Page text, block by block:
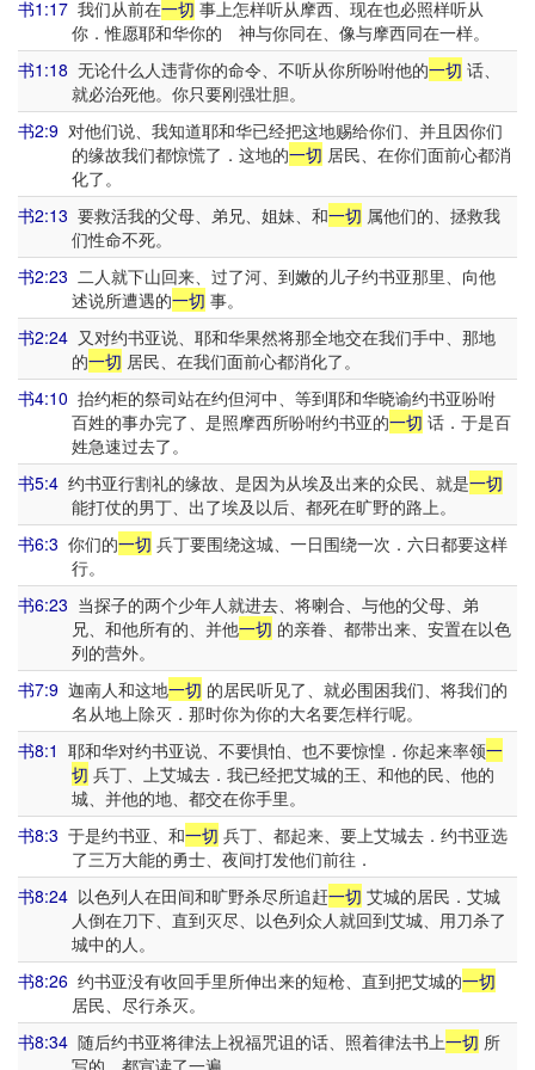
书1:17 我们从前在一切 事上怎样听从摩西、现在也必照样听从
你．惟愿耶和华你的 神与你同在、像与摩西同在一样。
书1:18 无论什么人违背你的命令、不听从你所吩咐他的一切 话、
就必治死他。你只要刚强壮胆。
书2:9 对他们说、我知道耶和华已经把这地赐给你们、并且因你们
的缘故我们都惊慌了．这地的一切 居民、在你们面前心都消
化了。
书2:13 要救活我的父母、弟兄、姐妹、和一切 属他们的、拯救我
们性命不死。
书2:23 二人就下山回来、过了河、到嫩的儿子约书亚那里、向他
述说所遭遇的一切 事。
书2:24 又对约书亚说、耶和华果然将那全地交在我们手中、那地
的一切 居民、在我们面前心都消化了。
书4:10 抬约柜的祭司站在约但河中、等到耶和华晓谕约书亚吩咐
百姓的事办完了、是照摩西所吩咐约书亚的一切 话．于是百
姓急速过去了。
书5:4 约书亚行割礼的缘故、是因为从埃及出来的众民、就是一切
能打仗的男丁、出了埃及以后、都死在旷野的路上。
书6:3 你们的一切 兵丁要围绕这城、一日围绕一次．六日都要这样
行。
书6:23 当探子的两个少年人就进去、将喇合、与他的父母、弟
兄、和他所有的、并他一切 的亲眷、都带出来、安置在以色
列的营外。
书7:9 迦南人和这地一切 的居民听见了、就必围困我们、将我们的
名从地上除灭．那时你为你的大名要怎样行呢。
书8:1 耶和华对约书亚说、不要惧怕、也不要惊惶．你起来率领一
切 兵丁、上艾城去．我已经把艾城的王、和他的民、他的
城、并他的地、都交在你手里。
书8:3 于是约书亚、和一切 兵丁、都起来、要上艾城去．约书亚选
了三万大能的勇士、夜间打发他们前往．
书8:24 以色列人在田间和旷野杀尽所追赶一切 艾城的居民．艾城
人倒在刀下、直到灭尽、以色列众人就回到艾城、用刀杀了
城中的人。
书8:26 约书亚没有收回手里所伸出来的短枪、直到把艾城的一切
居民、尽行杀灭。
书8:34 随后约书亚将律法上祝福咒诅的话、照着律法书上一切 所
写的、都宣读了一遍。